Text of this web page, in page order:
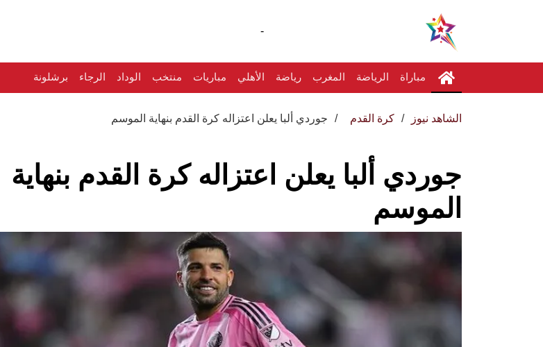
-
مباراة الرياضة المغرب رياضة الأهلي مباريات منتخب الوداد الرجاء برشلونة
الشاهد نيوز كرة القدم جوردي ألبا يعلن اعتزاله كرة القدم بنهاية الموسم
جوردي ألبا يعلن اعتزاله كرة القدم بنهاية
الموسم